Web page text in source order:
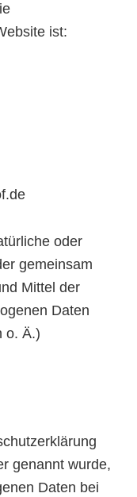
ist:
oder
gemeinsam
Mittel der
Daten
o. Ä.)
genannt wurde,
Daten bei